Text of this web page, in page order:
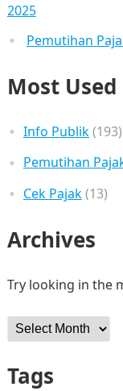
2025
Pemutihan
Most
Info Publik(193)
Pemutihan
Cek Pajak(13)
Archives
Try looking in the
Archives
Tags